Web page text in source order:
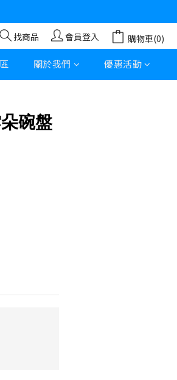
找商品 會員登入 購物車(0)
關於我們 優惠活動
碗盤
立即購買